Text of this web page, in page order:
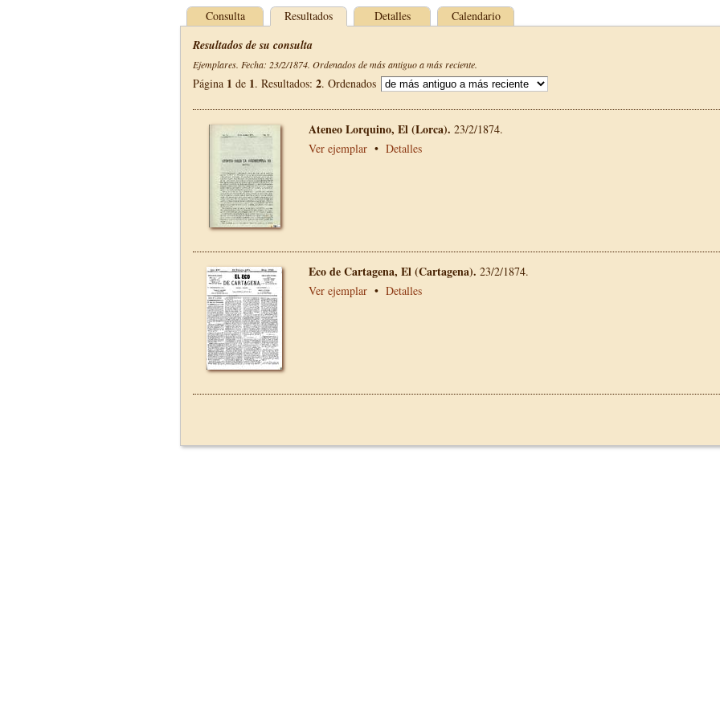
Consulta Resultados Detalles Calendario
Resultados de su consulta
Ejemplares. Fecha: 23/2/1874. Ordenados de más antiguo a más reciente.
Página 1 de 1. Resultados: 2. Ordenados
Ateneo Lorquino, El (Lorca). 23/2/1874.
Ver ejemplar • Detalles
Eco de Cartagena, El (Cartagena). 23/2/1874.
Ver ejemplar • Detalles